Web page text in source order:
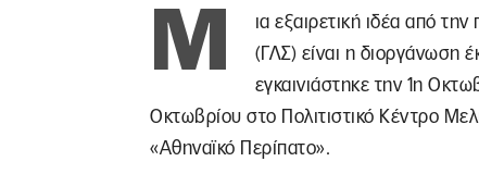
Μ
ια εξαιρετική ιδέα από
(ΓΛΣ) είναι η διοργάνωση
εγκαινιάστηκε την 1η
Οκτωβρίου στο Πολιτιστικό Κέντρο
«Αθηναϊκό Περίπατο».